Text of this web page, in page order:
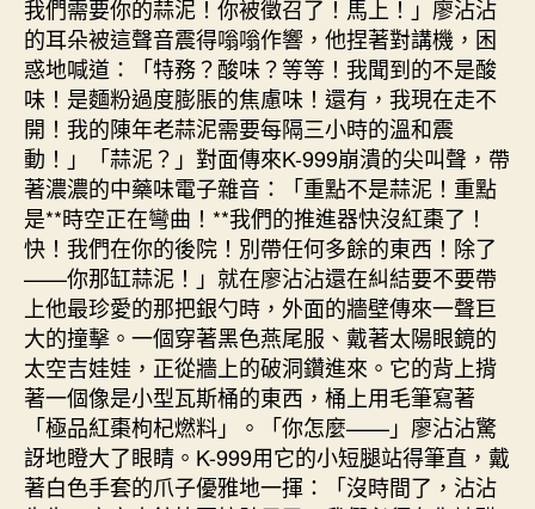
我們需要你的蒜泥！你被徵召了！馬上！」廖沾沾
的耳朵被這聲音震得嗡嗡作響，他捏著對講機，困
惑地喊道：「特務？酸味？等等！我聞到的不是酸
味！是麵粉過度膨脹的焦慮味！還有，我現在走不
開！我的陳年老蒜泥需要每隔三小時的溫和震
動！」「蒜泥？」對面傳來K-999崩潰的尖叫聲，帶
著濃濃的中藥味電子雜音：「重點不是蒜泥！重點
是**時空正在彎曲！**我們的推進器快沒紅棗了！
快！我們在你的後院！別帶任何多餘的東西！除了
——你那缸蒜泥！」就在廖沾沾還在糾結要不要帶
上他最珍愛的那把銀勺時，外面的牆壁傳來一聲巨
大的撞擊。一個穿著黑色燕尾服、戴著太陽眼鏡的
太空吉娃娃，正從牆上的破洞鑽進來。它的背上揹
著一個像是小型瓦斯桶的東西，桶上用毛筆寫著
「極品紅棗枸杞燃料」。「你怎麼——」廖沾沾驚
訝地瞪大了眼睛。K-999用它的小短腿站得筆直，戴
著白色手套的爪子優雅地一揮：「沒時間了，沾沾